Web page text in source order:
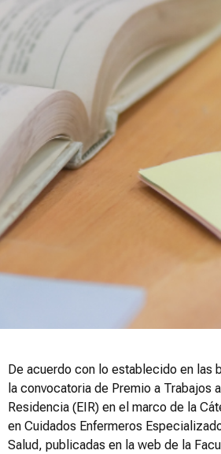
De acuerdo con lo establecido en las
la convocatoria de Premio a Trabajos
Residencia (EIR) en el marco de la
en Cuidados Enfermeros
Salud, publicadas en la web de la